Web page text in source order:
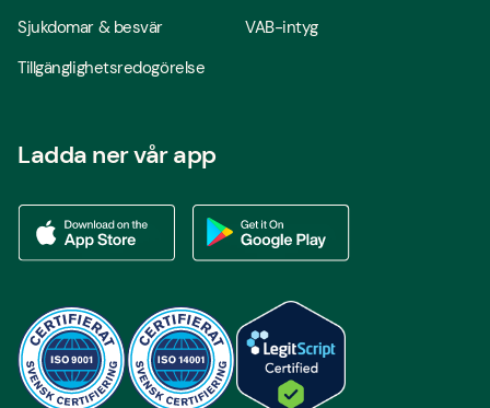
Sjukdomar & besvär
Tillgänglighetsredogörelse
VAB-intyg
Ladda ner vår app